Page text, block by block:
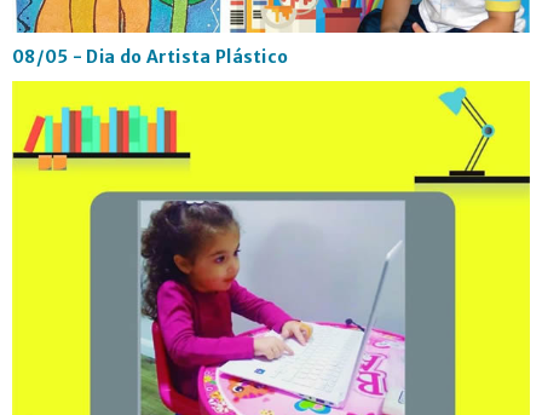
08/05 - Dia do Artista Plástico